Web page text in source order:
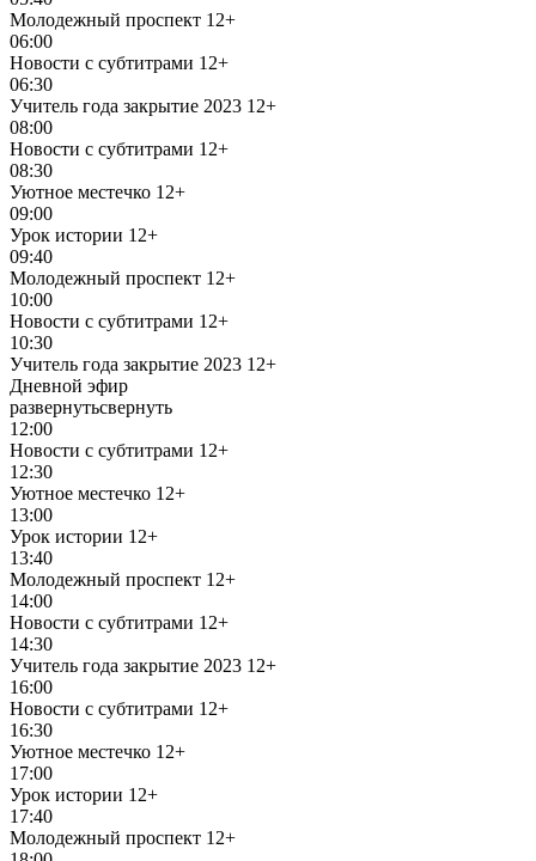
Молодежный проспект 12+
06:00
Новости с субтитрами 12+
06:30
Учитель года закрытие 2023 12+
08:00
Новости с субтитрами 12+
08:30
Уютное местечко 12+
09:00
Урок истории 12+
09:40
Молодежный проспект 12+
10:00
Новости с субтитрами 12+
10:30
Учитель года закрытие 2023 12+
Дневной эфир
развернутьсвернуть
12:00
Новости с субтитрами 12+
12:30
Уютное местечко 12+
13:00
Урок истории 12+
13:40
Молодежный проспект 12+
14:00
Новости с субтитрами 12+
14:30
Учитель года закрытие 2023 12+
16:00
Новости с субтитрами 12+
16:30
Уютное местечко 12+
17:00
Урок истории 12+
17:40
Молодежный проспект 12+